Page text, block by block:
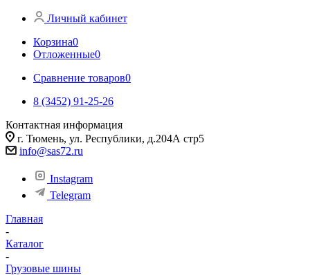
Личный кабинет
Корзина0
Отложенные0
Сравнение товаров0
8 (3452) 91-25-26
Контактная информация
г. Тюмень, ул. Республики, д.204А стр5
info@sas72.ru
Instagram
Telegram
Главная
-
Каталог
-
Грузовые шины